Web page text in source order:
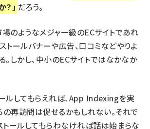
」 だろう。
のようなメジャー級のECサイトであれ
トールバナーや広告、口コミなどやりよ
。しかし、中小のECサイトではなかなか
ルしてもらえれば、App Indexingを実
再訪問は促せるかもしれない。それで
トールしてもらわなければ話は始まらな